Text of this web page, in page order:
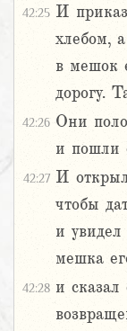
42:25 И
хлебом,
в мешок
дорогу.
42:26 Они
и пошли
42:27 И
чтобы
и увидел
мешка
42:28 и сказал